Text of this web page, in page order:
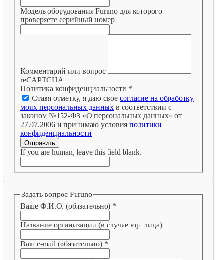
Модель оборудования Furuno для которого
проверяете серийный номер
Комментарий или вопрос
reCAPTCHA
Политика конфиденциальности *
Ставя отметку, я даю свое согласие на обработку
моих персональных данных в соответствии с
законом №152-ФЗ «О персональных данных» от
27.07.2006 и принимаю условия политики
конфиденциальности
Отправить
If you are human, leave this field blank.
Задать вопрос Furuno
Ваше Ф.И.О. (обязательно) *
Название организации (в случае юр. лица)
Ваш e-mail (обязательно) *